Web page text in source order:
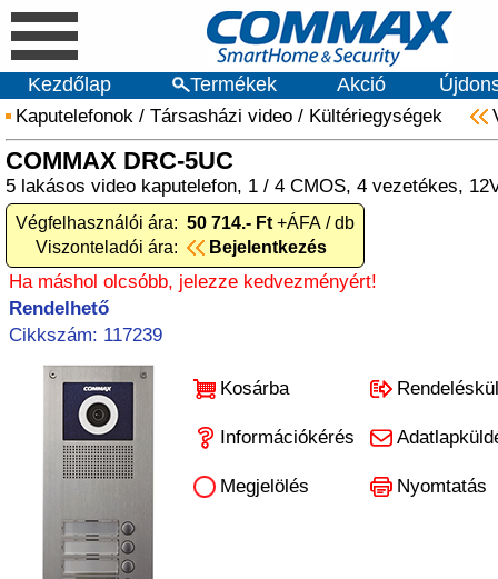
Kezdőlap Termékek Akció
Kaputelefonok / Társasházi video / Kültériegységek
COMMAX DRC-5UC
5 lakásos video kaputelefon, 1 / 4 CMOS, 4 vezetékes,
Végfelhasználói ára: 50 714.- Ft +ÁFA / db
Viszonteladói ára:
Bejelentkezés
Ha máshol olcsóbb, jelezze kedvezményért!
Rendelhető
Cikkszám: 117239
Kosárba
Információkérés
Megjelölés Nyomtatás